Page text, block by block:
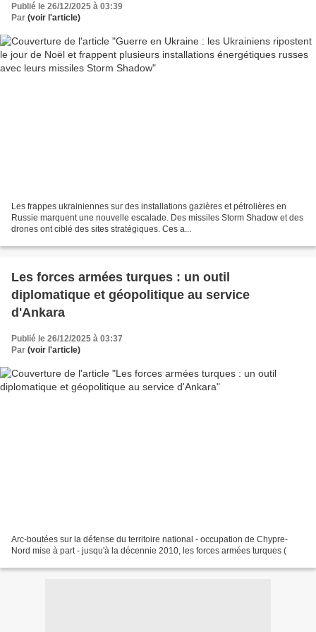
Publié le 26/12/2025 à 03:39
Par (voir l'article)
Les frappes ukrainiennes sur des installations gazières et pétrolières en
Russie marquent une nouvelle escalade. Des missiles Storm Shadow et des
drones ont ciblé des sites stratégiques. Ces a...
Les forces armées turques : un outil
diplomatique et géopolitique au service
d'Ankara
Publié le 26/12/2025 à 03:37
Par (voir l'article)
Arc-boutées sur la défense du territoire national - occupation de Chypre-
Nord mise à part - jusqu'à la décennie 2010, les forces armées turques (